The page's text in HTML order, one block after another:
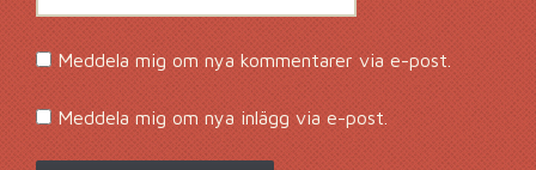
Meddela mig om nya kommentarer via e-post.
Meddela mig om nya inlägg via e-post.